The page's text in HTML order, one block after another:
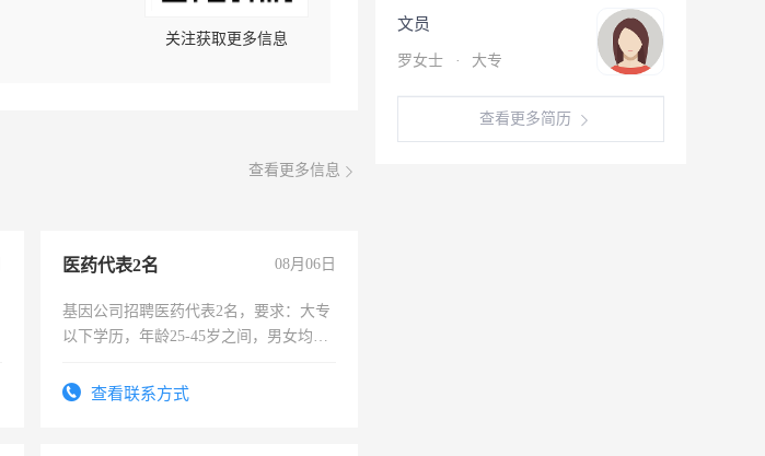
关注获取更多信息
查看更多信息
医药代表2名 08月06日
基因公司招聘医药代表2名，要求：大专
以下学历，年龄25-45岁之间，男女均
表或者有医学资质的优先，底薪+绩效，
查看联系方式
文员
罗女士 · 大专
查看更多简历